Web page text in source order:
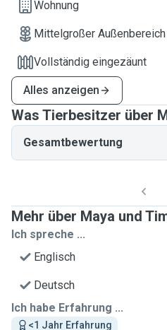
Wohnung
Mittelgroßer Außenbereich
Vollständig eingezäunt
Alles anzeigen
Was Tierbesitzer über
Gesamtbewertung
Mehr über Maya und
Ich spreche ...
Englisch
Deutsch
Ich habe Erfahrung ...
<1 Jahr Erfahrung